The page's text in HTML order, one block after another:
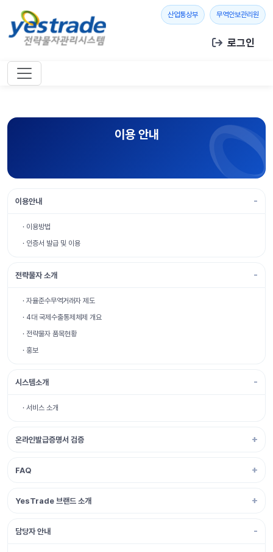
산업통상부새 창 열기무역안보관리원 새
로그인
이용 안내
이용안내
· 이용방법
· 인증서 발급 및 이용
전략물자 소개
· 자율준수무역거래자 제도
· 4대 국제수출통제체제 개요
· 전략물자 품목현황
· 홍보
시스템소개
· 서비스 소개
온라인발급증명서 검증
FAQ
YesTrade 브랜드 소개
담당자 안내